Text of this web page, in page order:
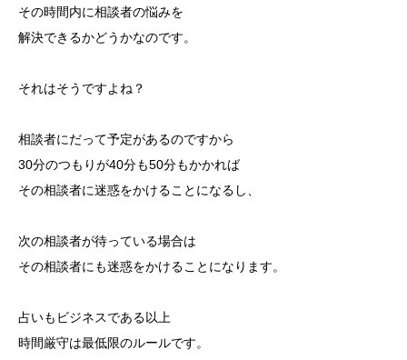
その時間内に相談者の悩みを
解決できるかどうかなのです。
それはそうですよね？
相談者にだって予定があるのですから
30分のつもりが40分も50分もかかれば
その相談者に迷惑をかけることになるし、
次の相談者が待っている場合は
その相談者にも迷惑をかけることになります。
占いもビジネスである以上
時間厳守は最低限のルールです。